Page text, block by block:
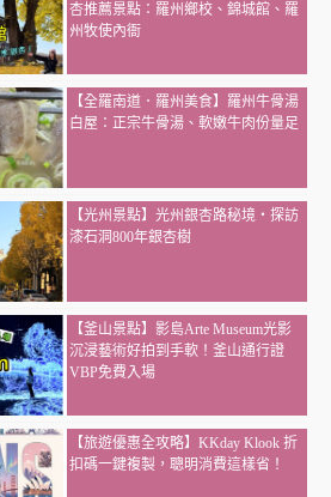
杏推薦景點：羅州鄉校、錦城館、羅
州牧使內衙
【全羅南道．羅州美食】羅州牛骨湯
白屋：正宗牛骨湯、軟嫩牛肉份量足
【光州景點】光州銀杏路秘境・探訪
漆石洞800年銀杏樹
【釜山景點】影島Arte Museum光影
沉浸藝術好拍到手軟！釜山通行證
VBP免費入場
【旅遊優惠全攻略】KKday Klook 折
扣碼一鍵複製，聰明消費這樣省！